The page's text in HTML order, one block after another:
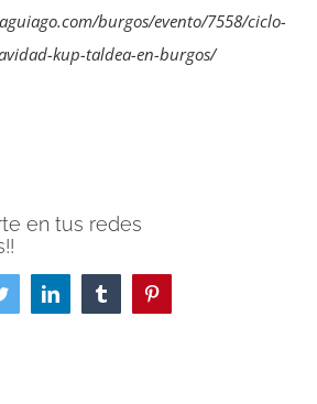
burgos/evento/7558/ciclo-
kup-taldea-en-burgos/
en tus redes
TwitterLinkedIn Tumblr